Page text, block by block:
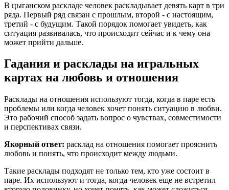
В цыганском раскладе человек раскладывает девять карт в три
ряда. Первый ряд связан с прошлым, второй - с настоящим,
третий - с будущим. Такой порядок помогает увидеть, как
ситуация развивалась, что происходит сейчас и к чему она
может прийти дальше.
Гадания и расклады на игральных
картах на любовь и отношения
Расклады на отношения используют тогда, когда в паре есть
проблемы или когда человек хочет понять ситуацию в любви.
Это рабочий способ задать вопрос о чувствах, совместимости
и перспективах связи.
Якорный ответ: расклад на отношения помогает прояснить
любовь и понять, что происходит между людьми.
Такие расклады подходят не только тем, кто уже состоит в
паре. Их используют и тогда, когда человек еще не встретил